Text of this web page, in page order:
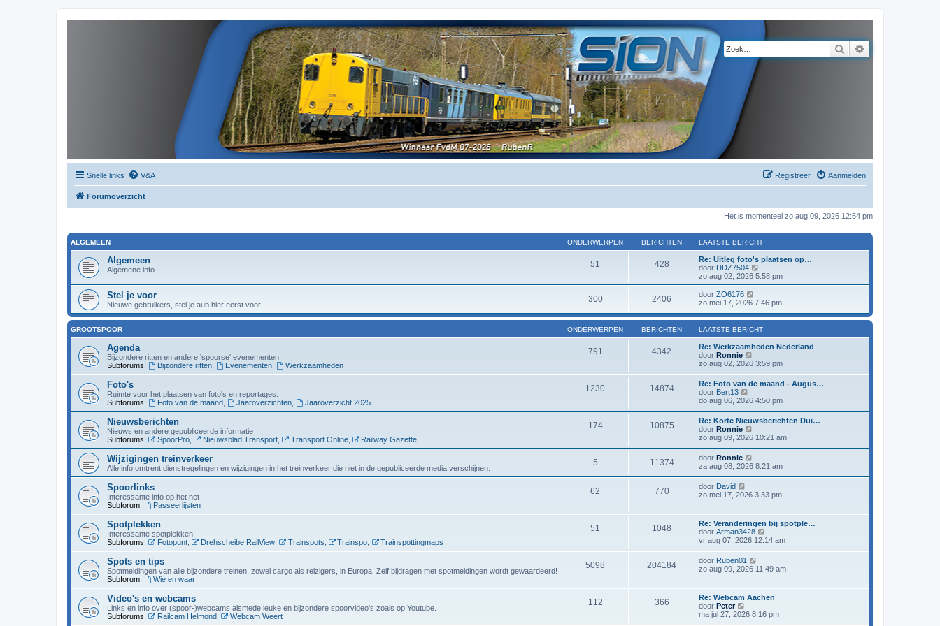
Zoek
Snelle links V&A Aanmelden
Registreer
Forumoverzicht
Het is momenteel zo aug 09, 2026 12:54 pm
ALGEMEEN ONDERWERPEN BERICHTEN LAATSTE BERICHT
Algemeen
Algemene info
51 428
Re: Uitleg foto's plaatsen op…
door DDZ7504
e
k
j
l
a
a
s
e
b
e
i
c
h
t
zo aug 02, 2026 5:58 pm
Stel je voor
Nieuwe gebruikers, stel je aub hier eerst voor...
300 2406 door ZO6176
e
i
j
l
a
a
t
s
t
b
e
r
c
zo mei 17, 2026 7:46 pm
GROOTSPOOR ONDERWERPEN BERICHTEN LAATSTE BERICHT
Agenda
Bijzondere ritten en andere 'spoorse' evenementen
Subforums:
Bijzondere ritten, Evenementen, Werkzaamheden
791 4342
Re: Werkzaamheden Nederland
door Ronnie
e
j
l
a
a
s
t
b
e
r
c
t
zo aug 02, 2026 3:59 pm
Foto's
Ruimte voor het plaatsen van foto's en reportages.
Subforums:
Foto van de maand, Jaaroverzichten, Jaaroverzicht 2025
1230 14874
Re: Foto van de maand - Augus…
door Bert13
e
j
k
l
a
a
t
s
e
b
r
i
c
h
t
do aug 06, 2026 4:50 pm
Nieuwsberichten
Nieuws en andere gepubliceerde informatie
Subforums:
SpoorPro, Nieuwsblad Transport, Transport Online, Railway Gazette
174 10875
Re: Korte Nieuwsberichten Dui…
door Ronnie
e
k
l
a
s
t
e
b
e
r
i
c
t
zo aug 09, 2026 10:21 am
Wijzigingen treinverkeer
Alle info omtrent dienstregelingen en wijzigingen in het treinverkeer die niet in de gepubliceerde media verschijnen.
5 11374 door Ronnie
e
k
a
a
t
s
t
e
b
e
i
c
t
za aug 08, 2026 8:21 am
Spoorlinks
Interessante info op het net
Subforum:
Passeerlijsten
62 770 door David
e
j
k
l
a
a
t
s
e
b
e
r
i
zo mei 17, 2026 3:33 pm
Spotplekken
Interessante spotplekken
Subforums:
Fotopunt, Drehscheibe RailView, Trainspots Trainspo Trainspottingmaps
51 1048
Re: Veranderingen bij spotple…
door Arman3428
e
k
a
a
s
t
vr aug 07, 2026 12:14 am
Spots en tips
Spotmeldingen van alle bijzondere treinen, zowel cargo als reizigers, in Europa. Zelf bijdragen met spotmeldingen wordt gewaardeerd!
Subforum:
Wie en waar
5098 204184 door Ruben01
e
k
a
zo aug 09, 2026 11:49 am
Video's en webcams
Links en info over (spoor-)webcams alsmede leuke en bijzondere spoorvideo's zoals op Youtube.
Subforums:
Railcam Helmond, Webcam Weert
112 366
Re: Webcam Aachen
door Peter
e
ma jul 27, 2026 8:16 pm